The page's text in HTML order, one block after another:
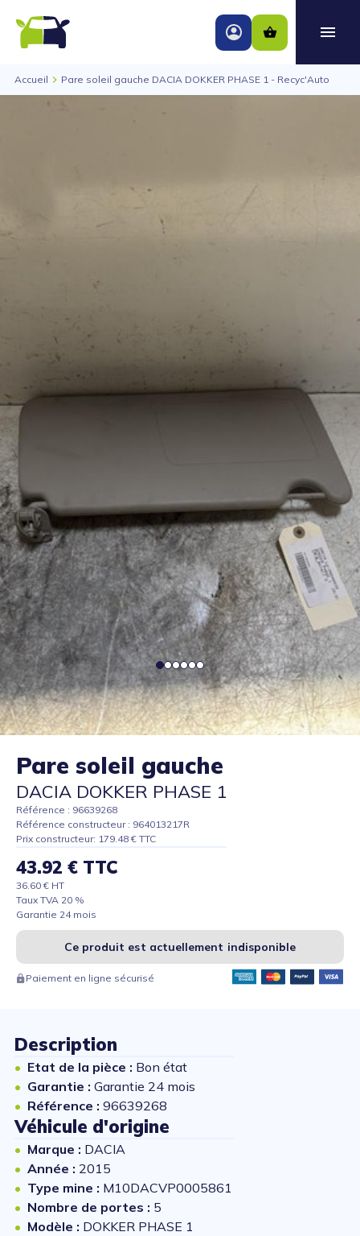
Accueil Pare soleil gauche DACIA DOKKER PHASE 1 - Recyc'Auto
Pare soleil gauche
DACIA DOKKER PHASE 1
Référence : 96639268
Référence constructeur : 964013217R
Prix constructeur: 179.48 € TTC
43.92 € TTC
36.60 € HT
Taux TVA 20 %
Garantie 24 mois
Ce produit est actuellement indisponible
Paiement en ligne sécurisé
Description
Etat de la pièce : Bon état
Garantie : Garantie 24 mois
Référence : 96639268
Véhicule d'origine
Marque : DACIA
Année : 2015
Type mine : M10DACVP0005861
Nombre de portes : 5
Modèle : DOKKER PHASE 1